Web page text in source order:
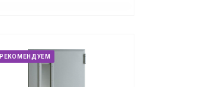
РЕКОМЕНДУЕМ